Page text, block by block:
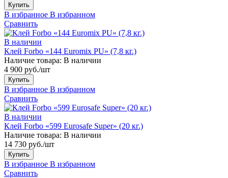
Купить
В избранное В избранном
Сравнить
В наличии
Клей Forbo «144 Euromix PU» (7,8 кг.)
Наличие товара: В наличии
4 900 руб./шт
Купить
В избранное В избранном
Сравнить
В наличии
Клей Forbo «599 Eurosafe Super» (20 кг.)
Наличие товара: В наличии
14 730 руб./шт
Купить
В избранное В избранном
Сравнить